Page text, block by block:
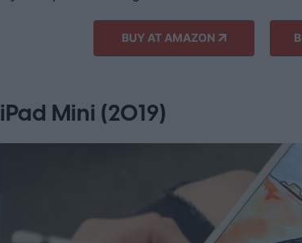
BUY AT AMAZON
iPad Mini (2019)